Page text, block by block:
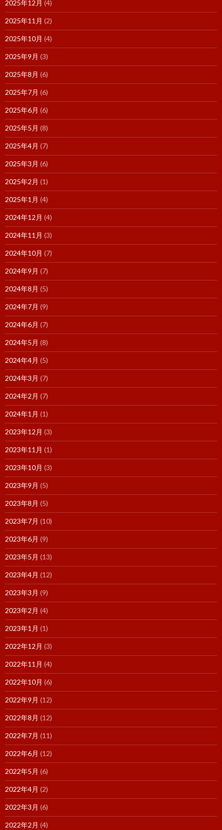
2025年12月 (4)
2025年11月 (2)
2025年10月 (4)
2025年9月 (3)
2025年8月 (6)
2025年7月 (6)
2025年6月 (6)
2025年5月 (8)
2025年4月 (7)
2025年3月 (6)
2025年2月 (1)
2025年1月 (4)
2024年12月 (4)
2024年11月 (3)
2024年10月 (7)
2024年9月 (7)
2024年8月 (5)
2024年7月 (9)
2024年6月 (7)
2024年5月 (8)
2024年4月 (5)
2024年3月 (7)
2024年2月 (7)
2024年1月 (1)
2023年12月 (3)
2023年11月 (1)
2023年10月 (3)
2023年9月 (5)
2023年8月 (5)
2023年7月 (10)
2023年6月 (9)
2023年5月 (13)
2023年4月 (12)
2023年3月 (9)
2023年2月 (4)
2023年1月 (1)
2022年12月 (3)
2022年11月 (4)
2022年10月 (6)
2022年9月 (12)
2022年8月 (12)
2022年7月 (11)
2022年6月 (12)
2022年5月 (6)
2022年4月 (2)
2022年3月 (6)
2022年2月 (4)